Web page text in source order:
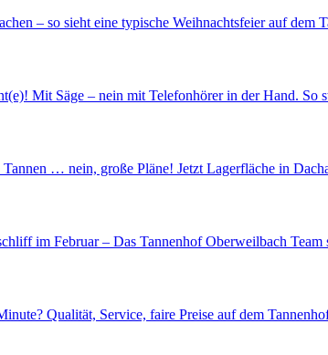
– so sieht eine typische Weihnachtsfeier auf dem
Mit Säge – nein mit Telefonhörer in der Hand. So
… nein, große Pläne! Jetzt Lagerfläche in
im Februar – Das Tannenhof Oberweilbach Team
Qualität, Service, faire Preise auf dem